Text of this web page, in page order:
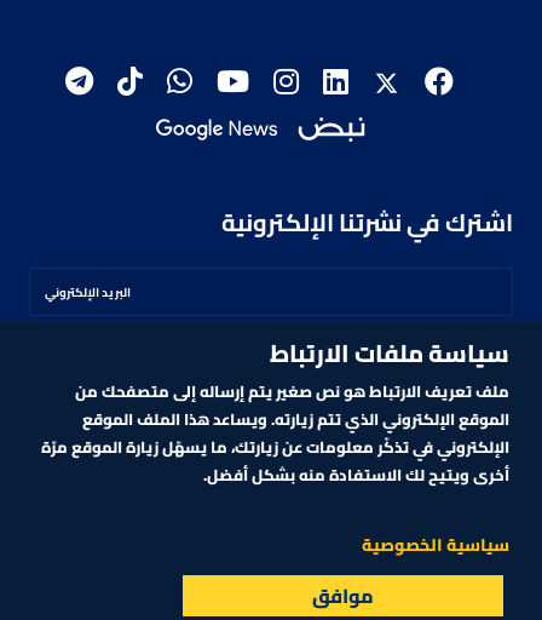
القائمة الأسواق البث المباشر
اشترك في نشرتنا الإلكترونية
اشترك
2026
CNBCARABIA.COM. ALL RIGHTS RESERVED
سياسة ملفات الارتباط
ملف تعريف الارتباط هو نص صغير يتم إرساله إلى متصفحك من
الموقع الإلكتروني الذي تتم زيارته. ويساعد هذا الملف الموقع
الإلكتروني في تذكّر معلومات عن زيارتك، ما يسهّل زيارة الموقع مرّة
أخرى ويتيح لك الاستفادة منه بشكل أفضل.
سياسية الخصوصية
موافق